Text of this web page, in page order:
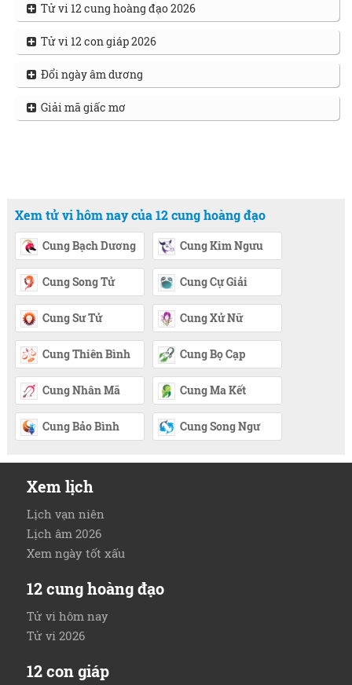
Tử vi 12 cung hoàng đạo 2026
Tử vi 12 con giáp 2026
Đổi ngày âm dương
Giải mã giấc mơ
Xem tử vi hôm nay của 12 cung hoàng đạo
Cung Bạch Dương Cung Kim Ngưu
Cung Song Tử Cung Cự Giải
Cung Sư Tử Cung Xử Nữ
Cung Thiên Bình Cung Bọ Cạp
Cung Nhân Mã Cung Ma Kết
Cung Bảo Bình Cung Song Ngư
Xem lịch
Lịch vạn niên
Lịch âm 2026
Xem ngày tốt xấu
12 cung hoàng đạo
Tử vi hôm nay
Tử vi 2026
12 con giáp